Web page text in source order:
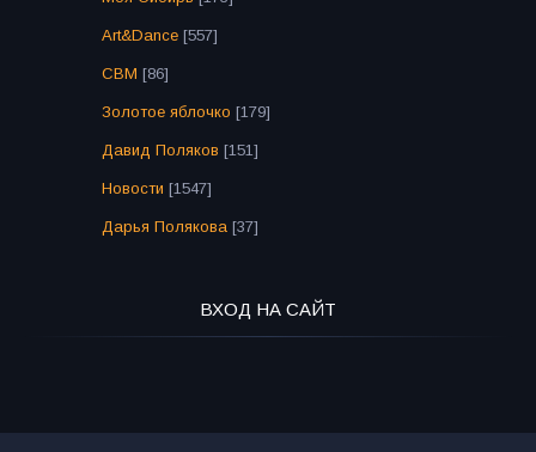
Art&Dance [557]
СВМ [86]
Золотое яблочко [179]
Давид Поляков [151]
Новости [1547]
Дарья Полякова [37]
ВХОД НА САЙТ